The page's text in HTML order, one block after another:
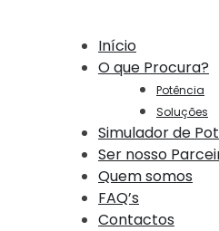
Início
O que Procura?
Potência
Soluções
Simulador de
Ser nosso
Quem somos
FAQ’s
Contactos